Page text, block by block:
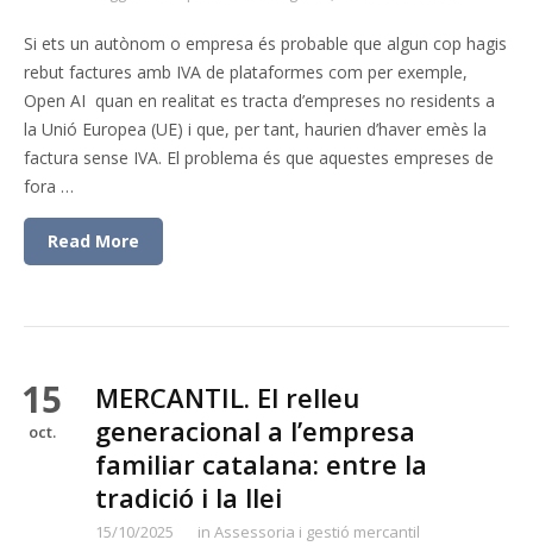
Si ets un autònom o empresa és probable que algun cop hagis
rebut factures amb IVA de plataformes com per exemple,
Open AI quan en realitat es tracta d’empreses no residents a
la Unió Europea (UE) i que, per tant, haurien d’haver emès la
factura sense IVA. El problema és que aquestes empreses de
fora …
Read More
15
oct.
MERCANTIL. El relleu
generacional a l’empresa
familiar catalana: entre la
tradició i la llei
15/10/2025 in Assessoria i gestió mercantil